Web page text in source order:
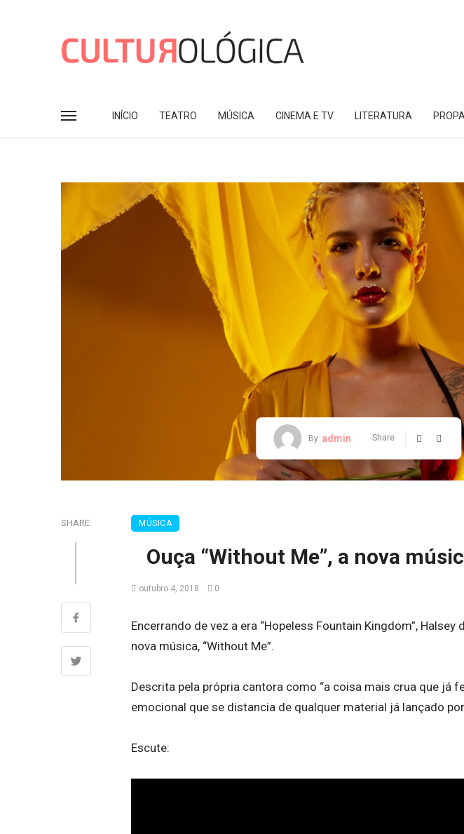
INÍCIO TEATRO MÚSICA CINEMA E TV LITERATURA
By admin Share
SHARE MÚSICA
Ouça “Without Me”, a nova
outubro 4, 2018 0
Encerrando de vez a era “Hopeless Fountain Kingdom”,
nova música, “Without Me”.
Descrita pela própria cantora como “a coisa mais crua que já
emocional que se distancia de qualquer material já lançado
Escute: